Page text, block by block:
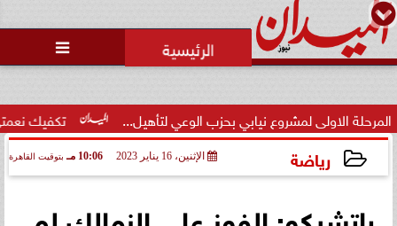

تكفيك نعمتي مصر : لمشروع نيابي بحزب الوعي لتأهيل...
رياضة الإثنين، 16 يناير 2023 10:06 مـ بتوقيت القاهرة